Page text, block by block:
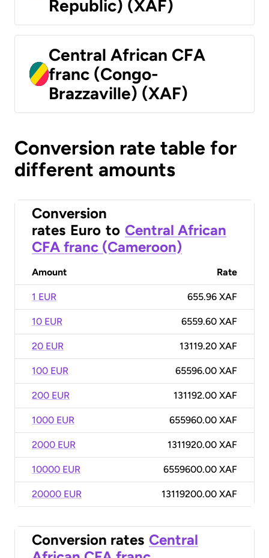
Republic) (XAF)
Central African CFA
franc (Congo-
Brazzaville) (XAF)
Conversion rate table for
different amounts
Conversion
rates Euro to Central African
CFA franc (Cameroon)
Amount Rate
1 EUR 655.96 XAF
10 EUR 6559.60 XAF
20 EUR 13119.20 XAF
100 EUR 65596.00 XAF
200 EUR 131192.00 XAF
1000 EUR 655960.00 XAF
2000 EUR 1311920.00 XAF
10000 EUR 6559600.00 XAF
20000 EUR 13119200.00 XAF
Conversion rates Central